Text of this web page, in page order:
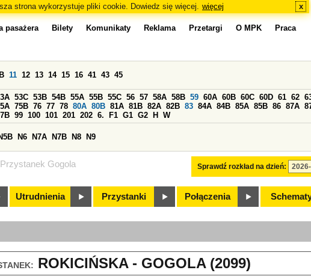
strona wykorzystuje pliki cookie. Dowiedz się więcej. więcej x
Przystanek Gogola
pasażera Bilety Komunikaty Reklama Przetargi O MPK Praca
Sprawdź rozkład na dzień:
11 12 13 14 15 16 41 43 45
53C 53B 54B 55A 55B 55C 56 57 58A 58B 59 60A 60B 60C 60D 61 62
75B 76 77 78 80A 80B 81A 81B 82A 82B 83 84A 84B 85A 85B 86 87A
99 100 101 201 202 6. F1 G1 G2 H W
N6 N7A N7B N8 N9
Utrudnienia Przystanki Połączenia
ROKICIŃSKA - GOGOLA (2099)